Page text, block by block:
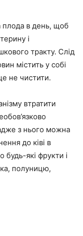
плода в день, щоб
і
тракту. Слід
містить у собі
не чистити.
втратити
з нього можна
до ківі в
які фрукти і
полуницю,